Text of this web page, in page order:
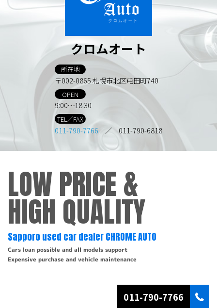
クロムオート
所在地
〒002-0865 札幌市北区屯田町740
OPEN
9:00～18:30
TEL／FAX
011-790-7766 ／ 011-790-6818
LOW PRICE &
HIGH QUALITY
Sapporo used car dealer CHROME AUTO
Cars loan possible and all models support
Expensive purchase and vehicle maintenance
011-790-7766